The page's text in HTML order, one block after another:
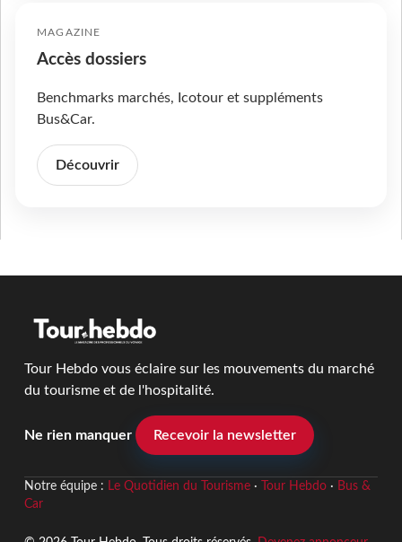
MAGAZINE
Accès dossiers
Benchmarks marchés, Icotour et suppléments
Bus&Car.
Découvrir
Tour Hebdo vous éclaire sur les mouvements du marché
du tourisme et de l'hospitalité.
Ne rien manquer Recevoir la newsletter
Notre équipe : Le Quotidien du Tourisme· Tour Hebdo· Bus &
Car